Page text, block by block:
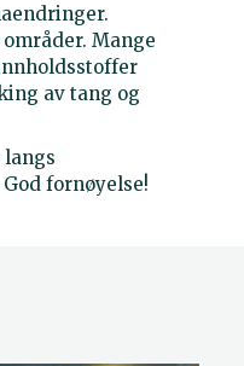
Mange
av tang og
fornøyelse!